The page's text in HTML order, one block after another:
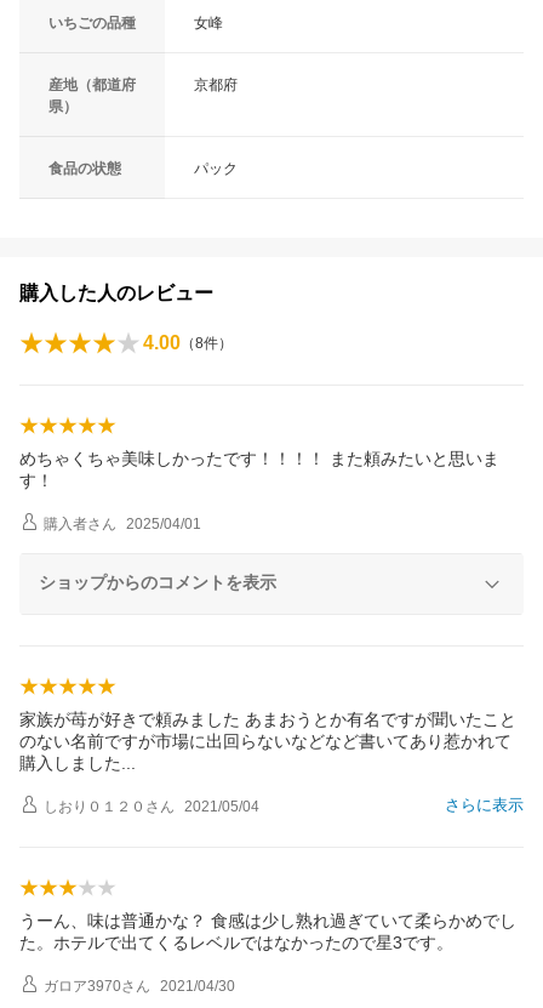
いちごの品種 女峰
産地（都道府
県）
京都府
食品の状態 パック
購入した人のレビュー
4.00 （8件）
めちゃくちゃ美味しかったです！！！！ また頼みたいと思いま
す！
購入者さん 2025/04/01
ショップからのコメントを表示
家族が苺が好きで頼みました あまおうとか有名ですが聞いたこと
のない名前ですが市場に出回らないなどなど書いてあり惹かれて
購入しました
さらに表示
しおり０１２０ さん 2021/05/04
うーん、味は普通かな？ 食感は少し熟れ過ぎていて柔らかめでし
た。ホテルで出てくるレベルではなかったので星3です。
ガロア3970さん 2021/04/30